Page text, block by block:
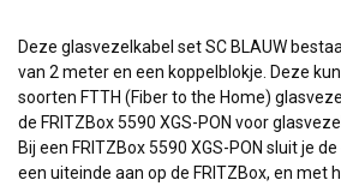
Deze glasvezelkabel set SC BLAUW
van 2 meter en een koppelblokje. Deze
soorten FTTH (Fiber to the Home)
de FRITZBox 5590 XGS-PON voor
Bij een FRITZBox 5590 XGS-PON sluit je
een uiteinde aan op de FRITZBox, en met